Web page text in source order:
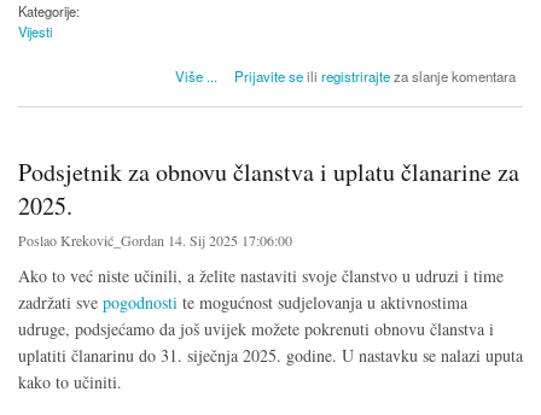
Kategorije:
Vijesti
Više
o Okupljanje članova i prva radionica o aktivnostima udruge
... Prijavite seiliregistrirajteza slanje komentara
Podsjetnik za obnovu članstva i uplatu članarine za
2025.
PoslaoKreković_Gordan 14. Sij 2025 17:06:00
Ako to već niste učinili, a želite nastaviti svoje članstvo u udruzi i time
zadržati sve pogodnosti te mogućnost sudjelovanja u aktivnostima
udruge, podsjećamo da još uvijek možete pokrenuti obnovu članstva i
uplatiti članarinu do 31. siječnja 2025. godine. U nastavku se nalazi uputa
kako to učiniti.